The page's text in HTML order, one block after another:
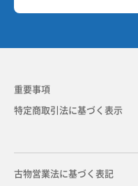
重要事項
特定商取引法に基づく表示
古物営業法に基づく表記